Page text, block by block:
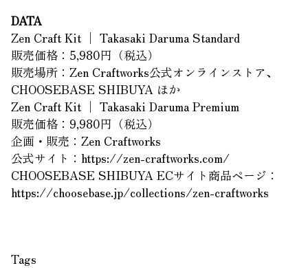
DATA
Zen Craft Kit │ Takasaki Daruma Standard
販売価格：5,980円（税込）
販売場所：Zen Craftworks公式オンラインストア、
CHOOSEBASE SHIBUYA ほか
Zen Craft Kit │ Takasaki Daruma Premium
販売価格：9,980円（税込）
企画・販売：Zen Craftworks
公式サイト：https://zen-craftworks.com/
CHOOSEBASE SHIBUYA ECサイト商品ページ：
https://choosebase.jp/collections/zen-craftworks
Tags